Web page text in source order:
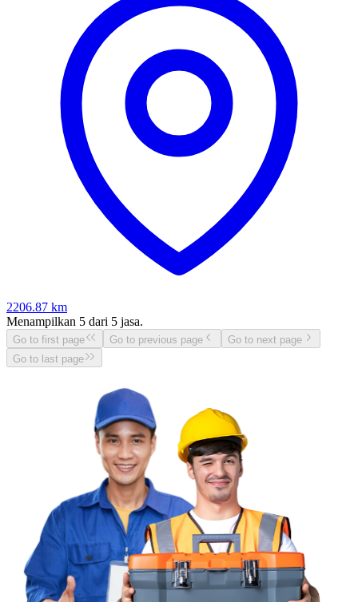
2206.87 km
Menampilkan 5 dari 5 jasa.
Go to first page Go to previous page
Go to next page
Go to last page